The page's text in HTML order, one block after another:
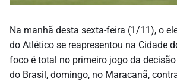
Na manhã desta sexta-feira (1/11), o
do Atlético se reapresentou na Cidade
foco é total no primeiro jogo da
do Brasil, domingo, no Maracanã,